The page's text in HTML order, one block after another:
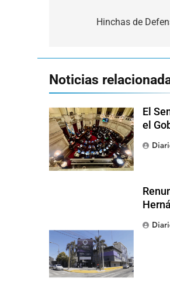
Hinchas de
Noticias
El
el